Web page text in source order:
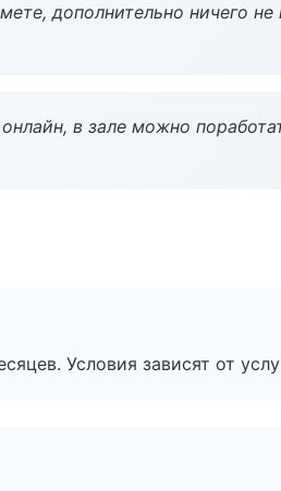
дополнительно ничего не
в зале можно
Условия зависят от